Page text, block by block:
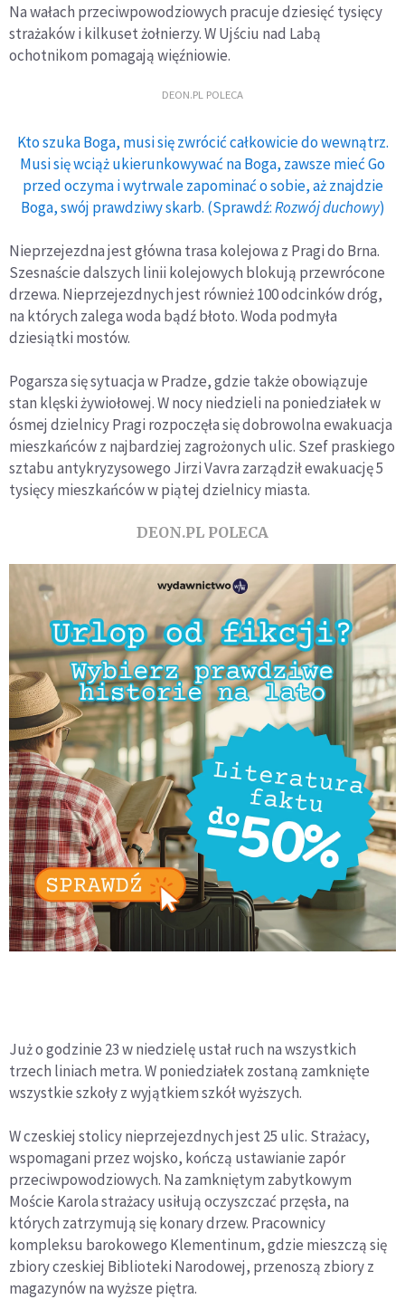
Na wałach przeciwpowodziowych pracuje dziesięć tysięcy
strażaków i kilkuset żołnierzy. W Ujściu nad Labą
ochotnikom pomagają więźniowie.
DEON.PL POLECA
Kto szuka Boga, musi się zwrócić całkowicie do wewnątrz.
Musi się wciąż ukierunkowywać na Boga, zawsze mieć Go
przed oczyma i wytrwale zapominać o sobie, aż znajdzie
Boga, swój prawdziwy skarb. (Sprawdź:Rozwój duchowy)
Nieprzejezdna jest główna trasa kolejowa z Pragi do Brna.
Szesnaście dalszych linii kolejowych blokują przewrócone
drzewa. Nieprzejezdnych jest również 100 odcinków dróg,
na których zalega woda bądź błoto. Woda podmyła
dziesiątki mostów.
Pogarsza się sytuacja w Pradze, gdzie także obowiązuje
stan klęski żywiołowej. W nocy niedzieli na poniedziałek w
ósmej dzielnicy Pragi rozpoczęła się dobrowolna ewakuacja
mieszkańców z najbardziej zagrożonych ulic. Szef praskiego
sztabu antykryzysowego Jirzi Vavra zarządził ewakuację 5
tysięcy mieszkańców w piątej dzielnicy miasta.
DEON.PL POLECA
Już o godzinie 23 w niedzielę ustał ruch na wszystkich
trzech liniach metra. W poniedziałek zostaną zamknięte
wszystkie szkoły z wyjątkiem szkół wyższych.
W czeskiej stolicy nieprzejezdnych jest 25 ulic. Strażacy,
wspomagani przez wojsko, kończą ustawianie zapór
przeciwpowodziowych. Na zamkniętym zabytkowym
Moście Karola strażacy usiłują oczyszczać przęsła, na
których zatrzymują się konary drzew. Pracownicy
kompleksu barokowego Klementinum, gdzie mieszczą się
zbiory czeskiej Biblioteki Narodowej, przenoszą zbiory z
magazynów na wyższe piętra.